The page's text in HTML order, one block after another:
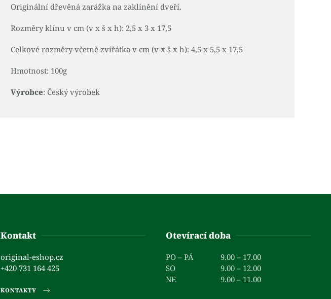
Originální dřevěná zarážka na zaklínění dveří.
Rozměry klínu v cm (v x š x h): 2,5 x 3 x 17,5
Celkové rozměry včetně zvířátka v cm (v x š x h): 4,5 x 5,5 x 17,5
Hmotnost: 100g
Výrobce: Český výrobek
Kontakt
original-eshop.cz
+420 731 164 425
KONTAKTY
Otevírací doba
PO – PÁ
9.00 – 17.00
SO
9.00 – 12.00
NE
9.00 – 11.00